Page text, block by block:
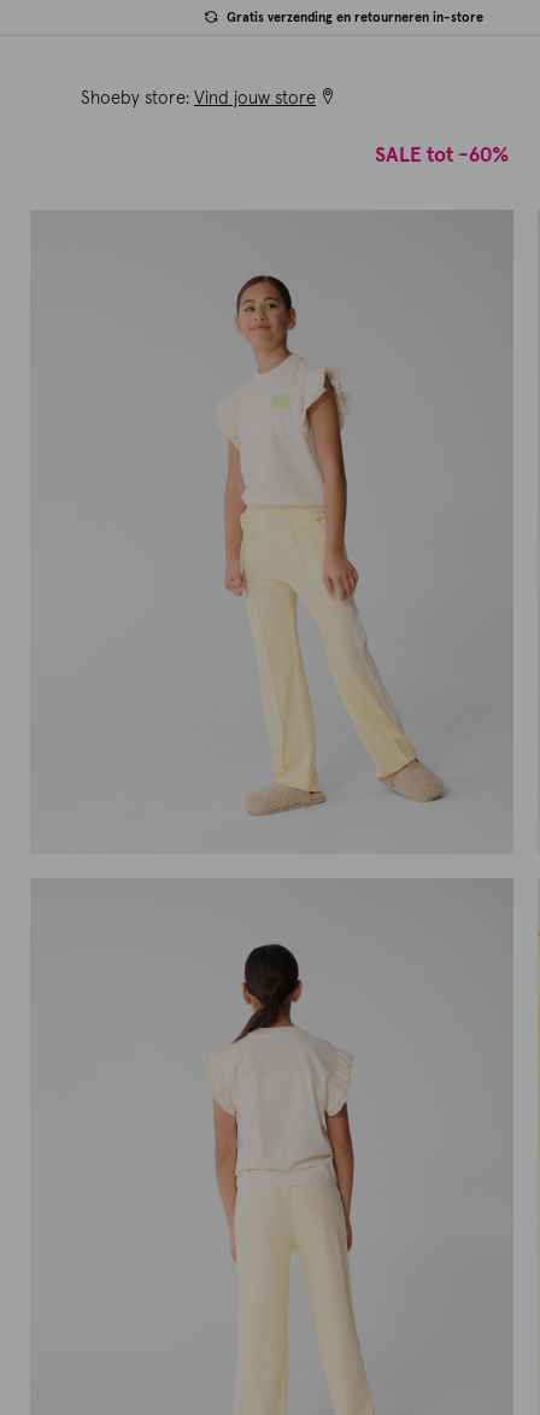
Gratis verzending en retourneren in-store
Shoeby store: Vind jouw store
SALE tot -60%